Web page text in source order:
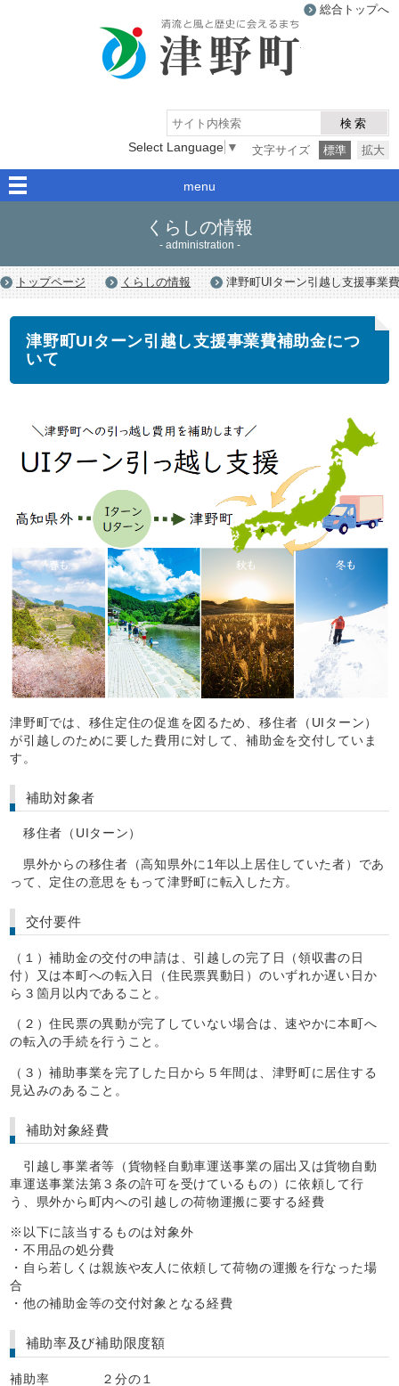
総合トップへ
検索
文字サイズ
標準 拡大
Select Language ▼
menu
くらしの情報
- administration -
トップページ くらしの情報 津野町UIターン引越し支援事業
津野町UIターン引越し支援事業費補助金につ
いて
津野町では、移住定住の促進を図るため、移住者（UIターン）
が引越しのために要した費用に対して、補助金を交付していま
す。
補助対象者
移住者（UIターン）
県外からの移住者（高知県外に1年以上居住していた者）であ
って、定住の意思をもって津野町に転入した方。
交付要件
（１）補助金の交付の申請は、引越しの完了日（領収書の日
付）又は本町への転入日（住民票異動日）のいずれか遅い日か
ら３箇月以内であること。
（２）住民票の異動が完了していない場合は、速やかに本町へ
の転入の手続を行うこと。
（３）補助事業を完了した日から５年間は、津野町に居住する
見込みのあること。
補助対象経費
引越し事業者等（貨物軽自動車運送事業の届出又は貨物自動
車運送事業法第３条の許可を受けているもの）に依頼して行
う、県外から町内への引越しの荷物運搬に要する経費
※以下に該当するものは対象外
・不用品の処分費
・自ら若しくは親族や友人に依頼して荷物の運搬を行なった場
合
・他の補助金等の交付対象となる経費
補助率及び補助限度額
補助率 ２分の１